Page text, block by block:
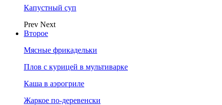
Капустный суп
Prev Next
Второе
Мясные фрикадельки
Плов с курицей в мультиварке
Каша в аэрогриле
Жаркое по-деревенски